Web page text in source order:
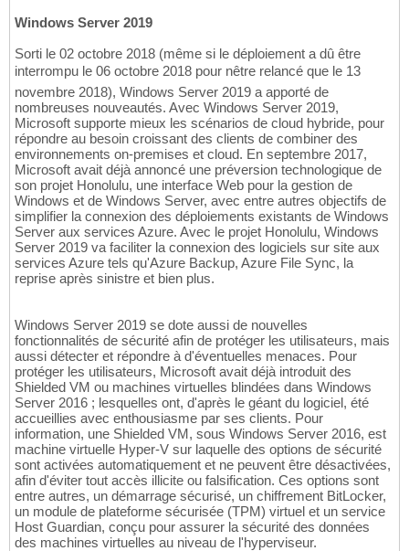
Windows Server 2019
Sorti le 02 octobre 2018 (même si le déploiement a dû être
interrompu le 06 octobre 2018 pour nêtre relancé que le 13
novembre 2018), Windows Server 2019 a apporté de
nombreuses nouveautés. Avec Windows Server 2019,
Microsoft supporte mieux les scénarios de cloud hybride, pour
répondre au besoin croissant des clients de combiner des
environnements on-premises et cloud. En septembre 2017,
Microsoft avait déjà annoncé une préversion technologique de
son projet Honolulu, une interface Web pour la gestion de
Windows et de Windows Server, avec entre autres objectifs de
simplifier la connexion des déploiements existants de Windows
Server aux services Azure. Avec le projet Honolulu, Windows
Server 2019 va faciliter la connexion des logiciels sur site aux
services Azure tels qu'Azure Backup, Azure File Sync, la
reprise après sinistre et bien plus.
Windows Server 2019 se dote aussi de nouvelles
fonctionnalités de sécurité afin de protéger les utilisateurs, mais
aussi détecter et répondre à d'éventuelles menaces. Pour
protéger les utilisateurs, Microsoft avait déjà introduit des
Shielded VM ou machines virtuelles blindées dans Windows
Server 2016 ; lesquelles ont, d'après le géant du logiciel, été
accueillies avec enthousiasme par ses clients. Pour
information, une Shielded VM, sous Windows Server 2016, est
machine virtuelle Hyper-V sur laquelle des options de sécurité
sont activées automatiquement et ne peuvent être désactivées,
afin d'éviter tout accès illicite ou falsification. Ces options sont
entre autres, un démarrage sécurisé, un chiffrement BitLocker,
un module de plateforme sécurisée (TPM) virtuel et un service
Host Guardian, conçu pour assurer la sécurité des données
des machines virtuelles au niveau de l'hyperviseur.